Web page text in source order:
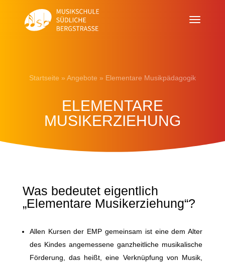
Startseite » Angebote » Elementare Musikpädagogik
ELEMENTARE
MUSIKERZIEHUNG
Was bedeutet eigentlich
„Elementare Musikerziehung“?
Allen Kursen der EMP gemeinsam ist eine dem Alter
des Kindes angemessene ganzheitliche musikalische
Förderung, das heißt, eine Verknüpfung von Musik,